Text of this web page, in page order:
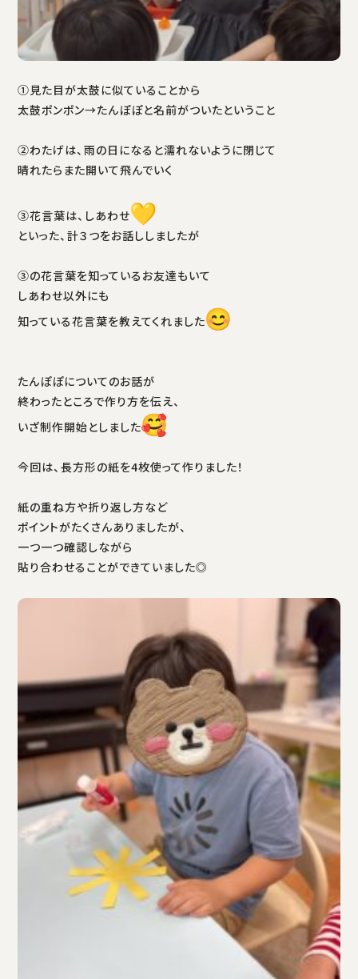
①見た目が太鼓に似ていることから
太鼓ポンポン→たんぽぽと名前がついたということ
②わたげは、雨の日になると濡れないように閉じて
晴れたらまた開いて飛んでいく
③花言葉は、しあわせ
といった、計３つをお話ししましたが
③の花言葉を知っているお友達もいて
しあわせ以外にも
知っている花言葉を教えてくれました
たんぽぽについてのお話が
終わったところで作り方を伝え、
いざ制作開始としました
今回は、長方形の紙を4枚使って作りました！
紙の重ね方や折り返し方など
ポイントがたくさんありましたが、
一つ一つ確認しながら
貼り合わせることができていました◎